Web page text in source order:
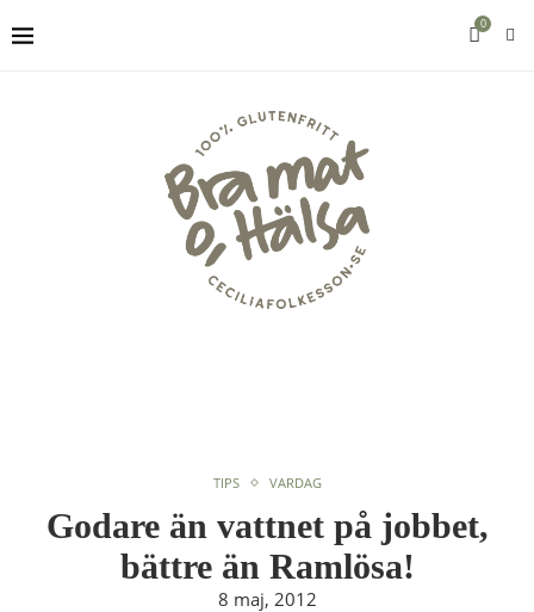
0
TIPS VARDAG
Godare än vattnet på jobbet,
bättre än Ramlösa!
8 maj, 2012